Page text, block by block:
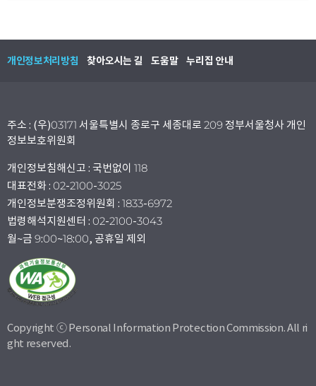
개인정보처리방침 찾아오시는 길 도움말 누리집 안내
주소 : (우)03171 서울특별시 종로구 세종대로 209 정부서울청사 개인
정보보호위원회
개인정보침해신고 : 국번없이 118
대표전화 : 02-2100-3025
개인정보분쟁조정위원회 : 1833-6972
법령해석지원센터 : 02-2100-3043
월~금 9:00~18:00, 공휴일 제외
Copyright ⓒ Personal Information Protection Commission. All ri
ght reserved.